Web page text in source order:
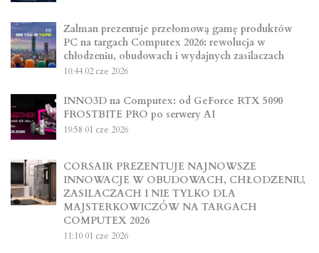
Zalman prezentuje przełomową gamę produktów
PC na targach Computex 2026: rewolucja w
chłodzeniu, obudowach i wydajnych zasilaczach
10:44 02 cze 2026
INNO3D na Computex: od GeForce RTX 5090
FROSTBITE PRO po serwery AI
19:58 01 cze 2026
CORSAIR PREZENTUJE NAJNOWSZE
INNOWACJE W OBUDOWACH, CHŁODZENIU,
ZASILACZACH I NIE TYLKO DLA
MAJSTERKOWICZÓW NA TARGACH
COMPUTEX 2026
11:10 01 cze 2026